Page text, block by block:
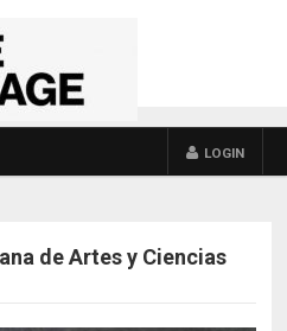
LOGIN
de Artes y Ciencias